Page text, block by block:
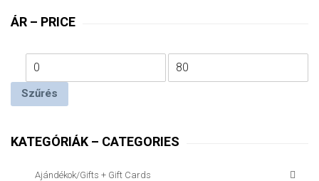
ÁR – PRICE
Szűrés
KATEGÓRIÁK – CATEGORIES
Ajándékok/gifts + Gift Cards